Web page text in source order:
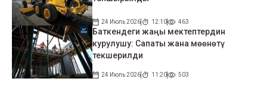
24 Июль 2026 12:10 463
Баткендеги жаңы мектептердин
курулушу: Сапаты жана мөөнөтү
текшерилди
24 Июль 2026 11:20 503